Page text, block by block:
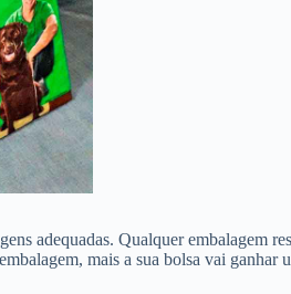
adequadas. Qualquer embalagem
mais a sua bolsa vai